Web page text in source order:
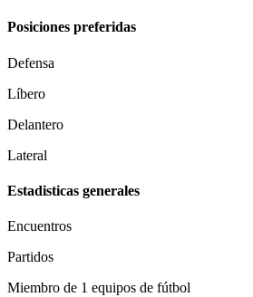
Posiciones preferidas
Defensa
Líbero
Delantero
Lateral
Estadisticas generales
Encuentros
Partidos
Miembro de 1 equipos de fútbol